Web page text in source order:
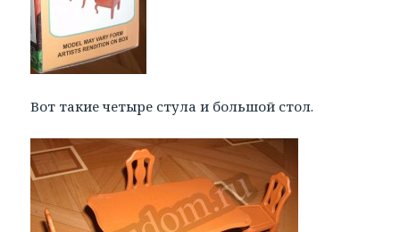
Вот такие четыре стула и большой стол.